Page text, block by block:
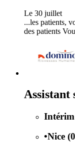
Le 30 juillet
...les patients,
des patients
Assistant
Intérim
•Nice